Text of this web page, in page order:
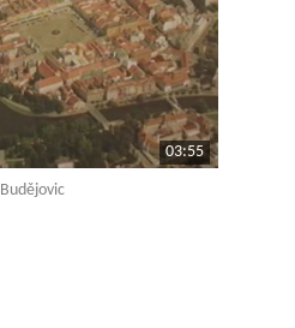
03:55